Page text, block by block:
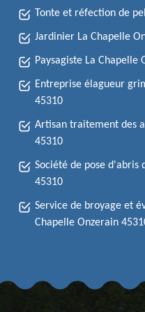
Tonte et réfection de
Jardinier La Chapelle
Paysagiste La Chapelle
Entreprise élagueur
45310
Artisan traitement des
45310
Société de pose d'abris
45310
Service de broyage et
Chapelle Onzerain